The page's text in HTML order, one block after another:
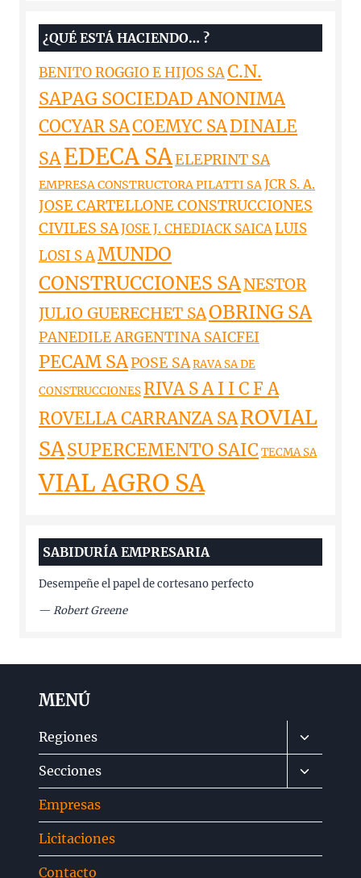
¿QUÉ ESTÁ HACIENDO… ?
BENITO ROGGIO E HIJOS SAC.N.
SAPAG SOCIEDAD ANONIMA
COCYAR SACOEMYC SADINALE
SAEDECA SAELEPRINT SA
EMPRESA CONSTRUCTORA PILATTI SAJCR S. A.
JOSE CARTELLONE CONSTRUCCIONES
CIVILES SAJOSE J. CHEDIACK SAICA LUIS
LOSI S AMUNDO
CONSTRUCCIONES SANESTOR
JULIO GUERECHET SAOBRING SA
PANEDILE ARGENTINA SAICFEI
PECAM SAPOSE SARAVA SA DE
CONSTRUCCIONES RIVA S A I I C F A
ROVELLA CARRANZA SAROVIAL
SASUPERCEMENTO SAIC TECMA SA
VIAL AGRO SA
SABIDURÍA EMPRESARIA
Desempeñe el papel de cortesano perfecto
— Robert Greene
MENÚ
Regiones
Alternar
menú
hijo
Secciones
Alternar
menú
Empresas
Licitaciones
Contacto